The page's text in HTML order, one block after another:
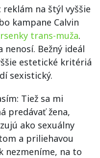
na štýl vyššie
kampane Calvin
trans-muža.
nenosí. Bežný ideál
estetické kritériá
sexistický.
Tiež sa mi
predávať žena,
ako sexuálny
a priliehavou
nezmeníme, na to